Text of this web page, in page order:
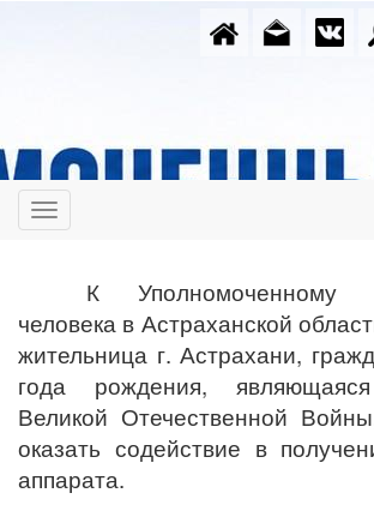
К
человека в Астраханской
жительница г. Астрахани,
года рождения,
Великой Отечественной
оказать содействие в
аппарата.